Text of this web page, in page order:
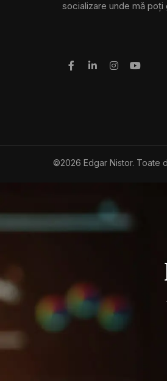
socializare unde mă poți
©2026 Edgar Nistor. Toate